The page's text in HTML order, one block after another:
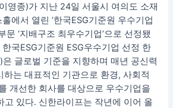
영종)가 지난 24일 서울시 여의도 소재
에서 열린 ‘한국ESG기준원 우수기업
문 ‘지배구조 최우수기업’으로 선정됐
국ESG기준원 ESG우수기업 선정 한
은 글로벌 기준을 지향하며 매년 공신력
하는 대표적인 기관으로 환경, 사회적
개선한 회사를 대상으로 우수기업을
고 있다. 신한라이프는 작년에 이어 올